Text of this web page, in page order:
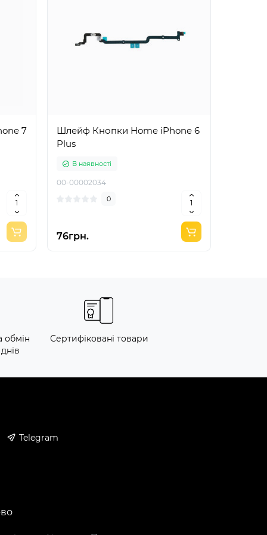
Шлейф Кнопки Home iPhone 6
Plus
В наявності
00-00002034
0
76грн.
обмін
Сертифіковані товари
Telegram